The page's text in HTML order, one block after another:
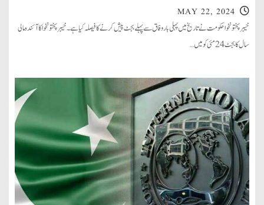
MAY 22, 2024
خیبر پختونخوا حکومت نے تاریخ میں پہلی بار وفاق سے پہلے بجٹ پیش کرنے کا فیصلہ کیا ہے۔ خیبر پختونخوا کا آئندہ مالی
سال کا بجٹ 24 مئی کو میں…